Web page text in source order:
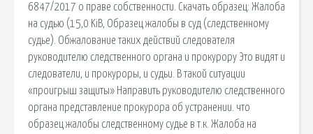
6847/2017 о праве собственности. Скачать образец: Жалоба
на судью (15,0 KiB, Образец жалобы в суд (следственному
судье). Обжалование таких действий следователя
руководителю следственного органа и прокурору Это видят и
следователи, и прокуроры, и судьи. В такой ситуации
«проигрыш защиты» Направить руководителю следственного
органа представление прокурора об устранении. что
образец жалобы следственному судье в т.к. Жалоба на